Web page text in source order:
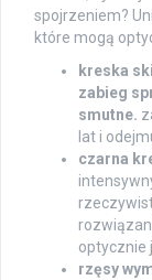
spojrzeniem?
które mogą
kreska
zabieg
smutne.
lat i
czarna
optycznie
rzęsy